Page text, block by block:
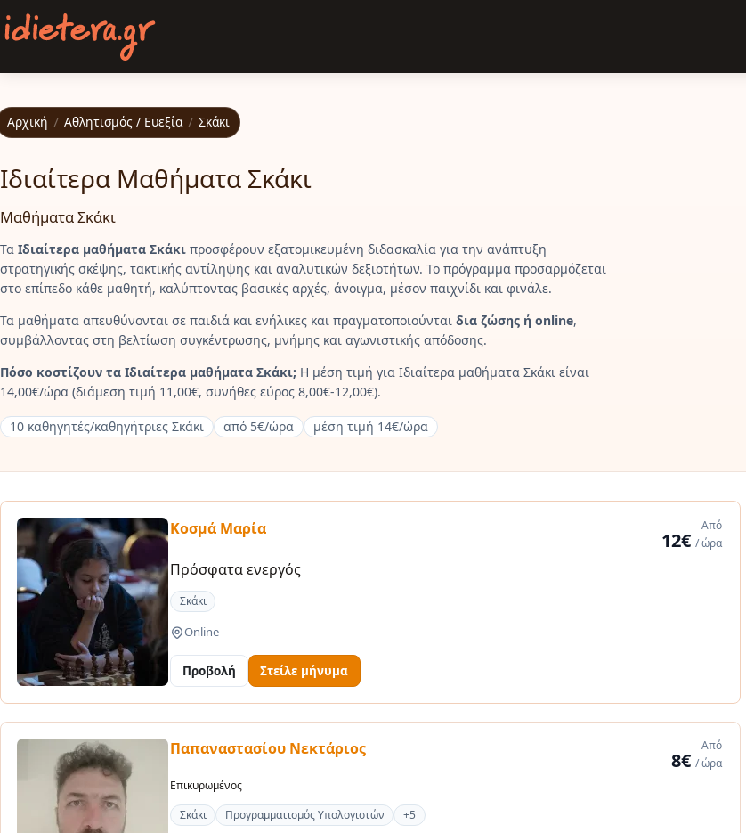
Παράκαμψη προς το κυρίως περιεχόμενο
Αρχική / Αθλητισμός / Ευεξία / Σκάκι
Ιδιαίτερα Μαθήματα Σκάκι
Μαθήματα Σκάκι
Τα Ιδιαίτερα μαθήματα Σκάκι προσφέρουν εξατομικευμένη διδασκαλία για την ανάπτυξη
στρατηγικής σκέψης, τακτικής αντίληψης και αναλυτικών δεξιοτήτων. Το πρόγραμμα προσαρμόζεται
στο επίπεδο κάθε μαθητή, καλύπτοντας βασικές αρχές, άνοιγμα, μέσον παιχνίδι και φινάλε.
Τα μαθήματα απευθύνονται σε παιδιά και ενήλικες και πραγματοποιούνται δια ζώσης ή online,
συμβάλλοντας στη βελτίωση συγκέντρωσης, μνήμης και αγωνιστικής απόδοσης.
Πόσο κοστίζουν τα Ιδιαίτερα μαθήματα Σκάκι; Η μέση τιμή για Ιδιαίτερα μαθήματα Σκάκι είναι
14,00€/ώρα (διάμεση τιμή 11,00€, συνήθες εύρος 8,00€-12,00€).
10 καθηγητές/καθηγήτριες Σκάκι από 5€/ώρα μέση τιμή 14€/ώρα
Κοσμά Μαρία Από
12€/ ώρα
Πρόσφατα ενεργός
Σκάκι
Online
Προβολή Στείλε μήνυμα
Παπαναστασίου Νεκτάριος Από
8€/ ώρα
Επικυρωμένος
Σκάκι
Προγραμματισμός Υπολογιστών +5